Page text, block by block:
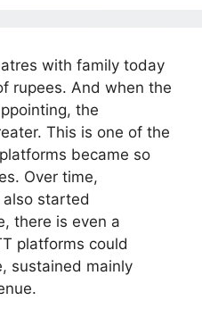
with family today
rupees. And when the
the
This is one of the
became so
Over time,
started
there is even a
platforms could
sustained mainly